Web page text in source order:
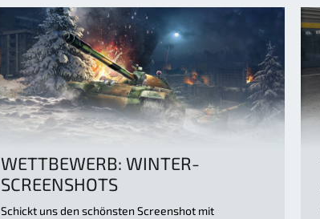
WETTBEWERB: WINTER-
SCREENSHOTS
Schickt uns den schönsten Screenshot mit